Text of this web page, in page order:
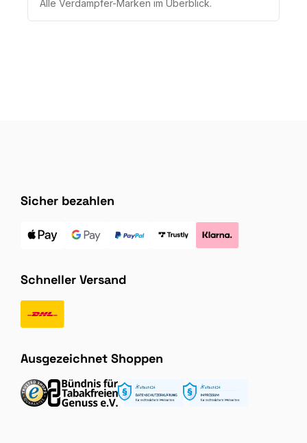
Alle Verdampfer-Marken im Überblick.
Sicher bezahlen
Schneller Versand
Ausgezeichnet Shoppen